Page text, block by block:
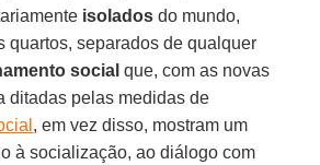
isolados do mundo,
quartos, separados de qualquer
social que, com as novas
ditadas pelas medidas de
, em vez disso, mostram um
à socialização, ao diálogo com